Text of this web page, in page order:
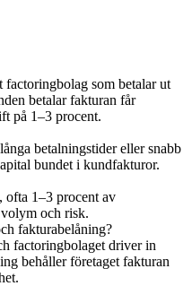
som betalar ut
betalar fakturan får
på 1–3 procent.
betalningstider eller snabb
bundet i kundfakturor.
ofta 1–3 procent av
och risk.
fakturabelåning?
factoringbolaget driver in
behåller företaget fakturan